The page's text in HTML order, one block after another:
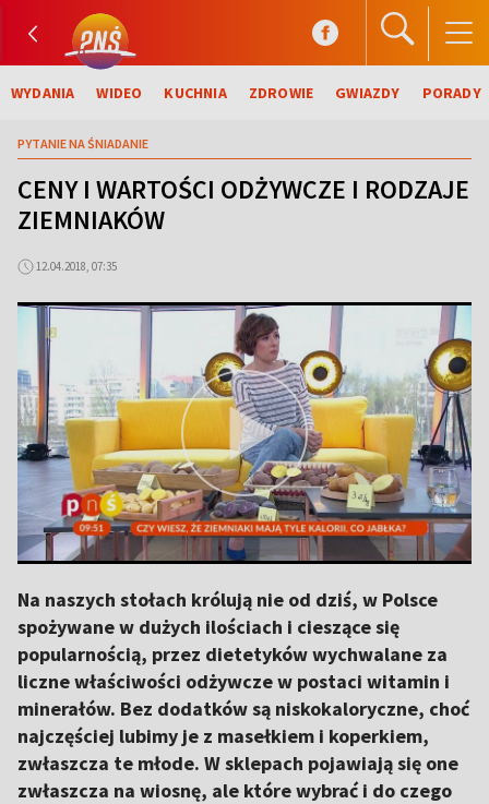
WYDANIA WIDEO KUCHNIA ZDROWIE GWIAZDY PORADY
PYTANIE NA ŚNIADANIE
CENY I WARTOŚCI ODŻYWCZE I RODZAJE
ZIEMNIAKÓW
12.04.2018, 07:35
Na naszych stołach królują nie od dziś, w Polsce
spożywane w dużych ilościach i cieszące się
popularnością, przez dietetyków wychwalane za
liczne właściwości odżywcze w postaci witamin i
minerałów. Bez dodatków są niskokaloryczne, choć
najczęściej lubimy je z masełkiem i koperkiem,
zwłaszcza te młode. W sklepach pojawiają się one
zwłaszcza na wiosnę, ale które wybrać i do czego